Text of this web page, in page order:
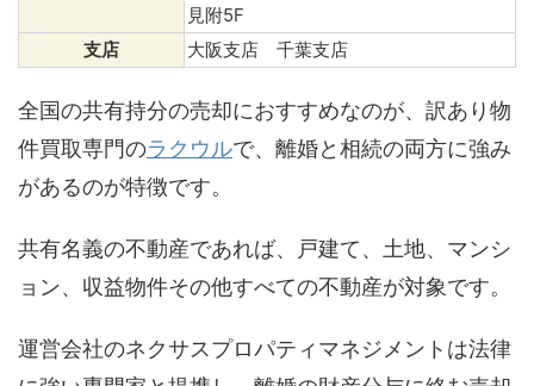
見附5F
支店
大阪支店 千葉支店
全国の共有持分の売却におすすめなのが、訳あり物
件買取専門のラクウルで、離婚と相続の両方に強み
があるのが特徴です。
共有名義の不動産であれば、戸建て、土地、マンシ
ョン、収益物件その他すべての不動産が対象です。
運営会社のネクサスプロパティマネジメントは法律